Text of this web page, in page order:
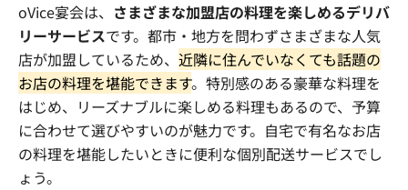
oVice宴会は、 さまざまな加盟店の料理を楽しめるデリバ
リーサービスです。都市・地方を問わずさまざまな人気
店が加盟しているため、 近隣に住んでいなくても話題の
お店の料理を堪能できます。特別感のある豪華な料理を
はじめ、リーズナブルに楽しめる料理もあるので、予算
に合わせて選びやすいのが魅力です。自宅で有名なお店
の料理を堪能したいときに便利な個別配送サービスでし
ょう。